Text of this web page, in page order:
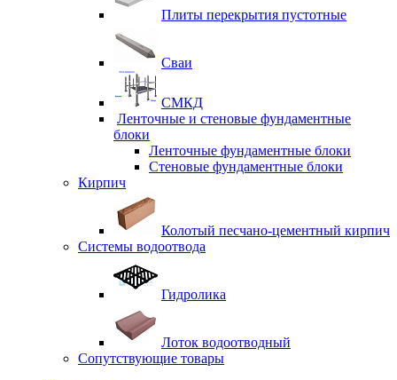
Плиты перекрытия пустотные
Сваи
СМКД
Ленточные и стеновые фундаментные
блоки
Ленточные фундаментные блоки
Стеновые фундаментные блоки
Кирпич
Колотый песчано-цементный кирпич
Системы водоотвода
Гидролика
Лоток водоотводный
Сопутствующие товары